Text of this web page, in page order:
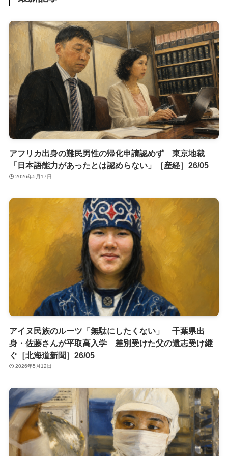
アフリカ出身の難民男性の帰化申請認めず 東京地裁
「日本語能力があったとは認めらない」［産経］26/05
2026年5月17日
アイヌ民族のルーツ「無駄にしたくない」 千葉県出
身・佐藤さんが平取高入学 差別受けた父の遺志受け継
ぐ［北海道新聞］26/05
2026年5月12日